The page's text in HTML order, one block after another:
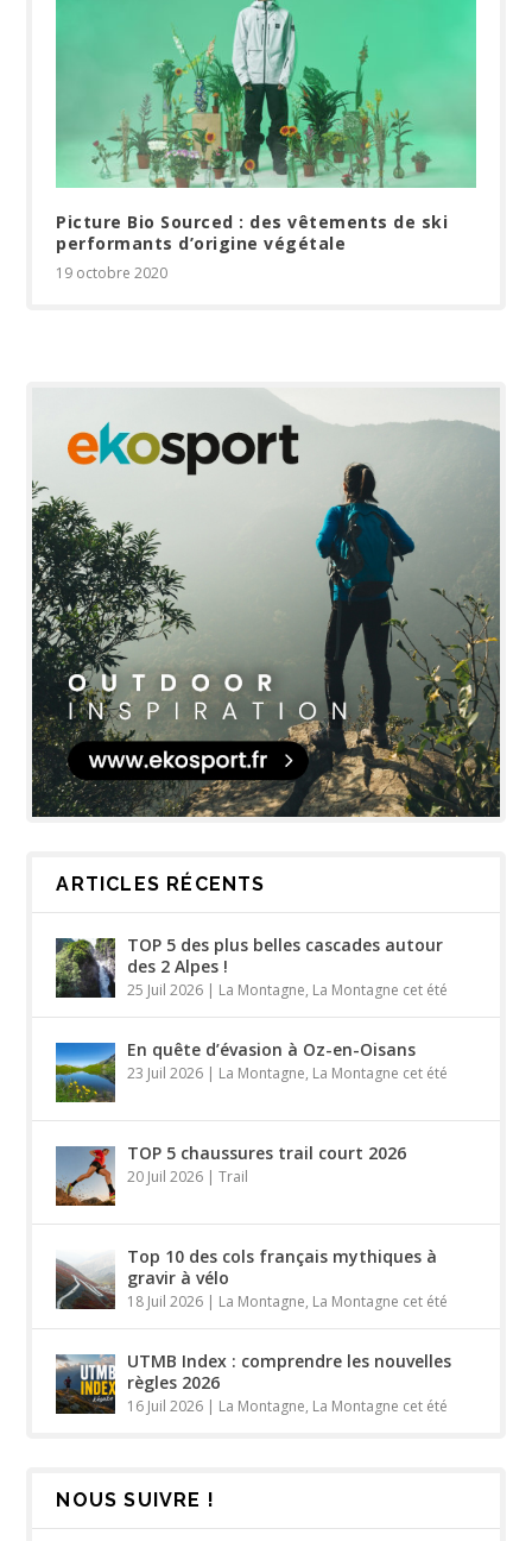
Picture Bio Sourced : des vêtements de ski
performants d’origine végétale
19 octobre 2020
ARTICLES RÉCENTS
TOP 5 des plus belles cascades autour
des 2 Alpes !
25 Juil 2026 | La Montagne, La Montagne cet été
En quête d’évasion à Oz-en-Oisans
23 Juil 2026 | La Montagne, La Montagne cet été
TOP 5 chaussures trail court 2026
20 Juil 2026 |Trail
Top 10 des cols français mythiques à
gravir à vélo
18 Juil 2026 | La Montagne, La Montagne cet été
UTMB Index : comprendre les nouvelles
règles 2026
16 Juil 2026 | La Montagne, La Montagne cet été
NOUS SUIVRE !